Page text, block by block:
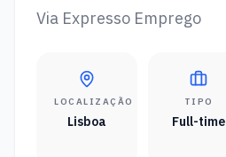
Via Expresso Emprego
LOCALIZAÇÃO
Lisboa
TIPO
Full-time